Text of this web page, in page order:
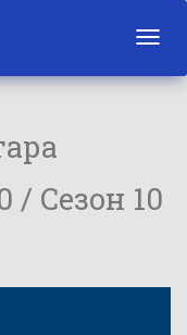
/ Сезон 10